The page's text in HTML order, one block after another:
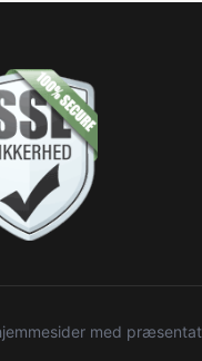
med